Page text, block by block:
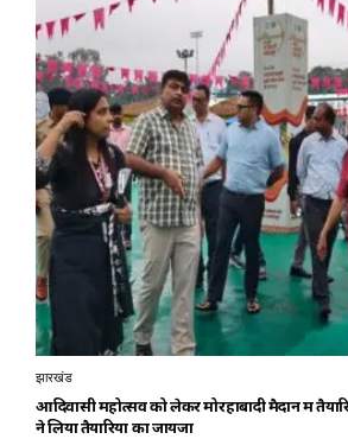
झारखंड
आदिवासी महोत्सव को लेकर मोरहाबादी मैदान में
ने लिया तैयारियों का जायजा